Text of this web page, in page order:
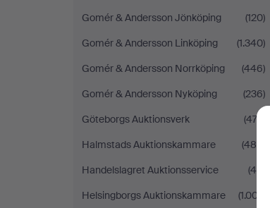
Gomér & Andersson Jönköping
(120)
Gomér & Andersson Linköping
(1.340)
Gomér & Andersson Norrköping
(446)
Gomér & Andersson Nyköping
(236)
Göteborgs Auktionsverk
(472)
Halmstads Auktionskammare
(485)
Handelslagret Auktionsservice
(48)
Helsingborgs Auktionskammare
(1.007)